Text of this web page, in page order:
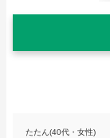
たたん(40代・女性)